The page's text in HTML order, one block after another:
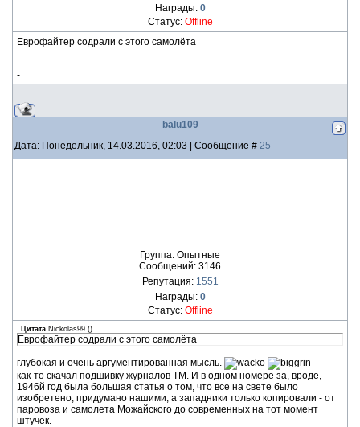
Награды: 0
Статус: Offline
Еврофайтер содрали с этого самолёта
-
balu109
Дата: Понедельник, 14.03.2016, 02:03 | Сообщение # 25
Группа: Опытные
Сообщений: 3146
Репутация: 1551
Награды: 0
Статус: Offline
Цитата Nickolas99 ()
Еврофайтер содрали с этого самолёта
глубокая и очень аргументированная мысль.
как-то скачал подшивку журналов ТМ. И в одном номере за, вроде,
1946й год была большая статья о том, что все на свете было
изобретено, придумано нашими, а западники только копировали - от
паровоза и самолета Можайского до современных на тот момент
штучек.